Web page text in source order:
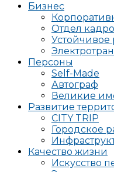
Бизнес
Отдел
Устойчивое
Персоны
Self-Made
Автограф
Великие
Развитие
CITY TRIP
Городское
Качество жизни
Искусство